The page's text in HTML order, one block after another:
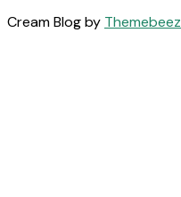
Cream Blog by Themebeez